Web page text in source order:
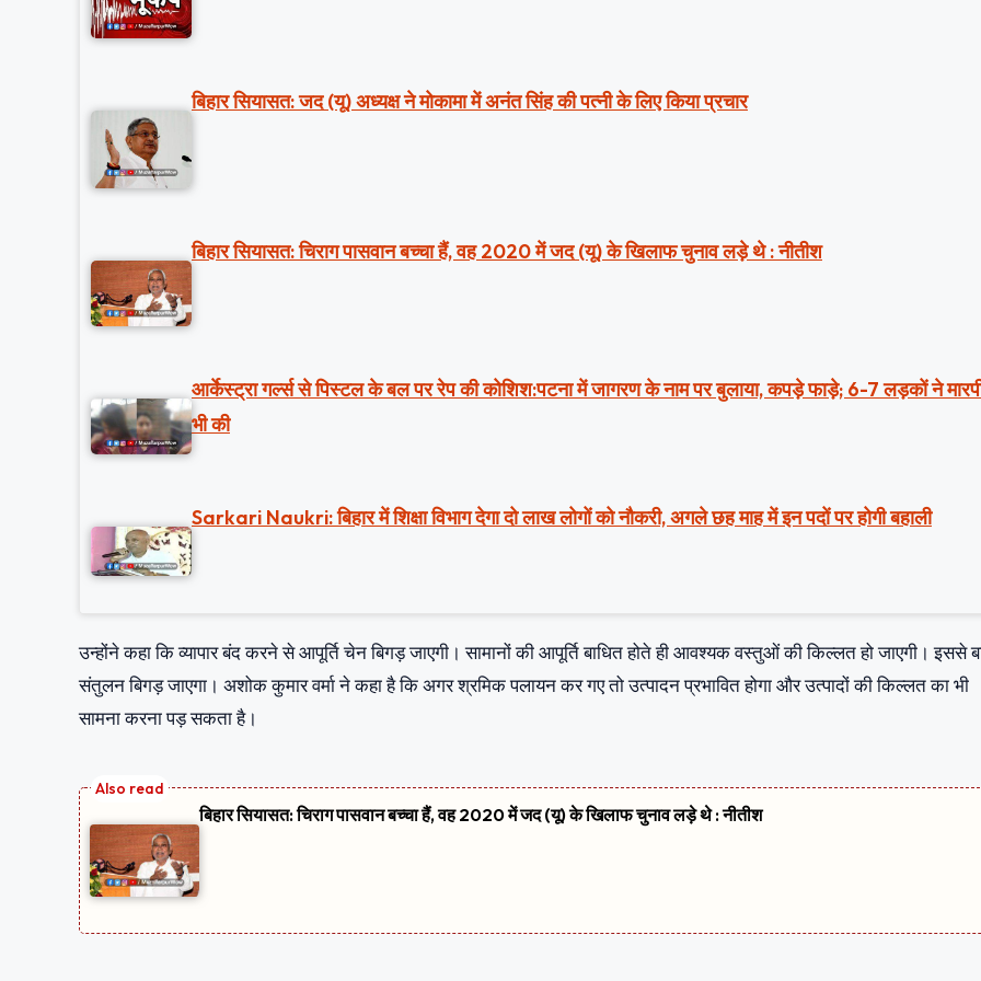
बिहार सियासत: जद (यू) अध्यक्ष ने मोकामा में अनंत सिंह की पत्नी के लिए किया प्रचार
बिहार सियासत: चिराग पासवान बच्चा हैं, वह 2020 में जद (यू) के खिलाफ चुनाव लड़े थे : नीतीश
आर्केस्ट्रा गर्ल्स से पिस्टल के बल पर रेप की कोशिश:पटना में जागरण के नाम पर बुलाया, कपड़े फाड़े; 6-7 लड़कों ने
भी की
Sarkari Naukri: बिहार में शिक्षा विभाग देगा दो लाख लोगों को नौकरी, अगले छह माह में इन पदों पर होगी बहाली
उन्होंने कहा कि व्यापार बंद करने से आपूर्ति चेन बिगड़ जाएगी। सामानों की आपूर्ति बाधित होते ही आवश्यक वस्तुओं की किल्लत हो जाएगी। इससे
संतुलन बिगड़ जाएगा। अशोक कुमार वर्मा ने कहा है कि अगर श्रमिक पलायन कर गए तो उत्पादन प्रभावित होगा और उत्पादों की किल्लत का भी
सामना करना पड़ सकता है।
बिहार सियासत: चिराग पासवान बच्चा हैं, वह 2020 में जद (यू) के खिलाफ चुनाव लड़े थे : नीतीश